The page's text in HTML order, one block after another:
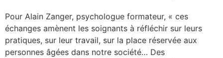
Pour Alain Zanger, psychologue formateur, « ces
échanges amènent les soignants à réfléchir sur leurs
pratiques, sur leur travail, sur la place réservée aux
personnes âgées dans notre société… Des